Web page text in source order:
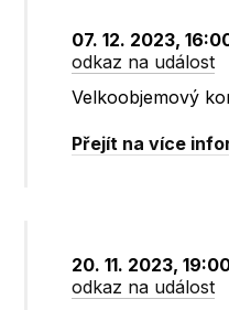
07. 12. 2023,
odkaz na událost
Velkoobjemový
Přejít na více
20. 11. 2023,
odkaz na událost